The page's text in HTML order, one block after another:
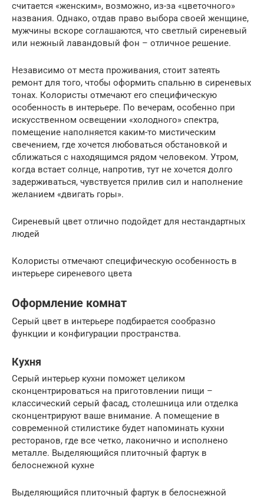
считается «женским», возможно, из-за «цветочного»
названия. Однако, отдав право выбора своей женщине,
мужчины вскоре соглашаются, что светлый сиреневый
или нежный лавандовый фон – отличное решение.
Независимо от места проживания, стоит затеять
ремонт для того, чтобы оформить спальню в сиреневых
тонах. Колористы отмечают его специфическую
особенность в интерьере. По вечерам, особенно при
искусственном освещении «холодного» спектра,
помещение наполняется каким-то мистическим
свечением, где хочется любоваться обстановкой и
сближаться с находящимся рядом человеком. Утром,
когда встает солнце, напротив, тут не хочется долго
задерживаться, чувствуется прилив сил и наполнение
желанием «двигать горы».
Сиреневый цвет отлично подойдет для нестандартных
людей
Колористы отмечают специфическую особенность в
интерьере сиреневого цвета
Оформление комнат
Серый цвет в интерьере подбирается сообразно
функции и конфигурации пространства.
Кухня
Серый интерьер кухни поможет целиком
сконцентрироваться на приготовлении пищи –
классический серый фасад, столешница или отделка
сконцентрируют ваше внимание. А помещение в
современной стилистике будет напоминать кухни
ресторанов, где все четко, лаконично и исполнено
металле. Выделяющийся плиточный фартук в
белоснежной кухне
Выделяющийся плиточный фартук в белоснежной